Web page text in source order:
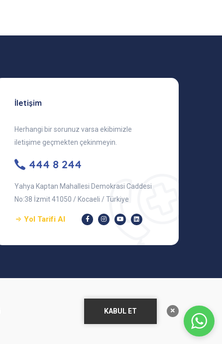
KABUL ET
İletişim
Herhangi bir sorunuz varsa ekibimizle
iletişime geçmekten çekinmeyin.
444 8 244
Yahya Kaptan Mahallesi Demokrasi Caddesi
No:38 İzmit 41050 / Kocaeli / Türkiye
Yol Tarifi Al